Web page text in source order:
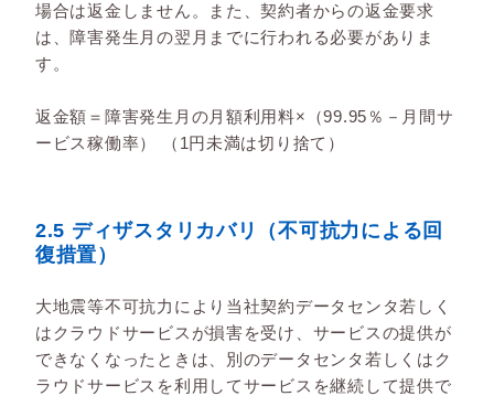
場合は返金しません。また、契約者からの返金要求
は、障害発生月の翌月までに行われる必要がありま
す。
返金額＝障害発生月の月額利用料×（99.95％－月間サ
ービス稼働率） （1円未満は切り捨て）
2.5 ディザスタリカバリ（不可抗力による回
復措置）
大地震等不可抗力により当社契約データセンタ若しく
はクラウドサービスが損害を受け、サービスの提供が
できなくなったときは、別のデータセンタ若しくはク
ラウドサービスを利用してサービスを継続して提供で